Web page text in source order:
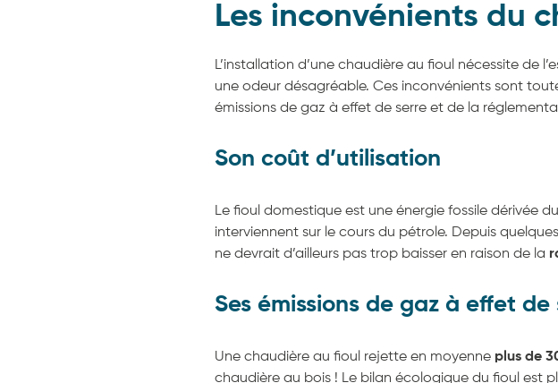
Les inconvénients du
L’installation d’une chaudière au fioul nécessite de
une odeur désagréable. Ces inconvénients sont
émissions de gaz à effet de serre et de la
Son coût d’utilisation
Le fioul domestique est une énergie fossile dérivée
interviennent sur le cours du pétrole. Depuis
ne devrait d’ailleurs pas trop baisser en raison de la
Ses émissions de gaz à effet de
Une chaudière au fioul rejette en moyenne plus de
chaudière au bois ! Le bilan écologique du fioul est